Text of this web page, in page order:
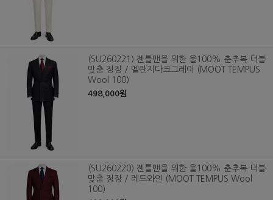
(SU260221) 젠틀맨을 위한 울100% 춘추복 더블
맞춤 정장 / 멜란지다크그레이 (MOOT TEMPUS
Wool 100)
498,000원
(SU260220) 젠틀맨을 위한 울100% 춘추복 더블
맞춤 정장 / 레드와인 (MOOT TEMPUS Wool
100)